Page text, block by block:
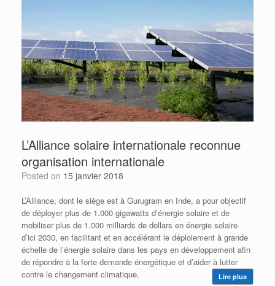
L’Alliance solaire internationale reconnue
organisation internationale
Posted on 15 janvier 2018
L’Alliance, dont le siège est à Gurugram en Inde, a pour objectif
de déployer plus de 1.000 gigawatts d’énergie solaire et de
mobiliser plus de 1.000 milliards de dollars en énergie solaire
d’ici 2030, en facilitant et en accélérant le déploiement à grande
échelle de l’énergie solaire dans les pays en développement afin
de répondre à la forte demande énergétique et d’aider à lutter
contre le changement climatique.
Lire plus